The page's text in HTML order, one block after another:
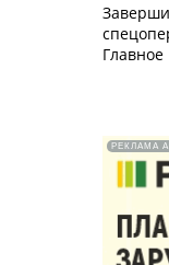
Главное
РЕКЛАМА